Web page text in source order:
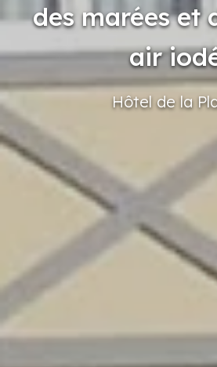
des marées et
air
Hôtel de la